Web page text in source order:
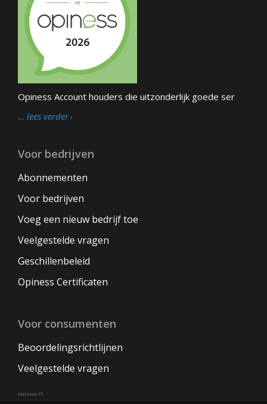
Opiness Account houders die uitzonderlijk goede ser
… lees verder
Voor bedrijven
Abonnementen
Voor bedrijven
Voeg een nieuw bedrijf toe
Veelgestelde vragen
Geschillenbeleid
Opiness Certificaten
Voor consumenten
Beoordelingsrichtlijnen
Veelgestelde vragen
revision 71